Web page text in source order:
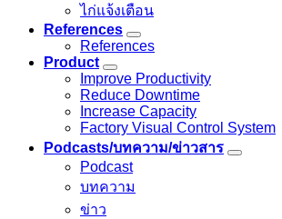
ไก่แจ้งเตือน
References
References
Product
Improve Productivity
Reduce Downtime
Increase Capacity
Factory Visual Control System
Podcasts/บทความ/ข่าวสาร
Podcast
บทความ
ข่าว